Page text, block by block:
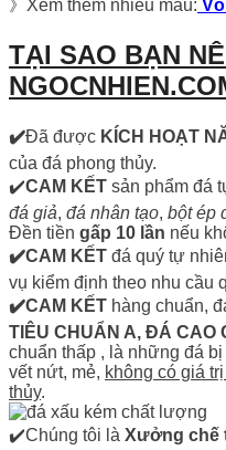
》Xem thêm nhiều mẫu:
TẠI SAO BẠN
✔️Đã được KÍCH HOẠT
của đá phong thủy.
✔️CAM KẾT sản phẩm đá
đá giả, đá nhân tạo, bột ép
Đền tiền gấp 10 lần nếu
✔️CAM KẾT đá quý tự
vụ kiểm định theo nhu cầu
✔️CAM KẾT hàng chuẩn,
TIÊU CHUẨN A, ĐÁ CAO
chuẩn thấp , là những đá
vết nứt, mẻ, không có giá
thủy.
✔️Chúng tôi là Xưởng chế